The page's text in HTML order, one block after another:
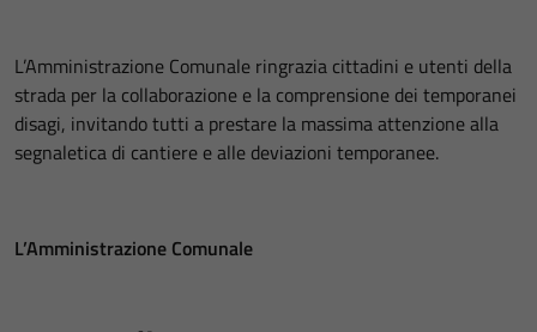
L’Amministrazione Comunale ringrazia cittadini e utenti della
strada per la collaborazione e la comprensione dei temporanei
disagi, invitando tutti a prestare la massima attenzione alla
segnaletica di cantiere e alle deviazioni temporanee.
L’Amministrazione Comunale